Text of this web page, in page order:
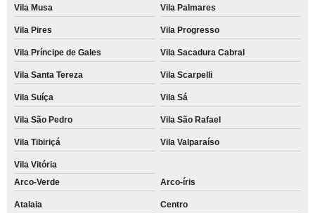
Vila Musa Vila Palmares
Vila Pires Vila Progresso
Vila Príncipe de Gales Vila Sacadura Cabral
Vila Santa Tereza Vila Scarpelli
Vila Suíça Vila Sá
Vila São Pedro Vila São Rafael
Vila Tibiriçá Vila Valparaíso
Vila Vitória
Arco-Verde
Arco-íris
Atalaia Centro